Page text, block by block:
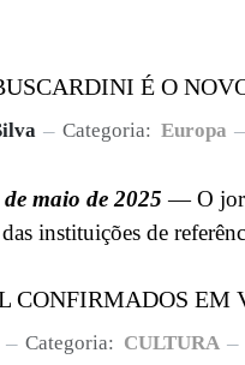
É O
Categoria: Europa
maio de 2025 — O
instituições de
CONFIRMADOS EM
Categoria: CULTURA